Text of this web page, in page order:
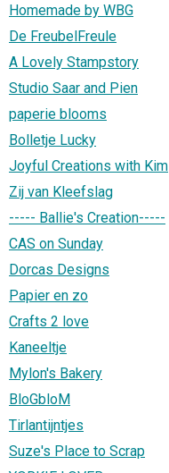
Homemade by WBG
De FreubelFreule
A Lovely Stampstory
Studio Saar and Pien
paperie blooms
Bolletje Lucky
Joyful Creations with Kim
Zij van Kleefslag
----- Ballie's Creation-----
CAS on Sunday
Dorcas Designs
Papier en zo
Crafts 2 love
Kaneeltje
Mylon's Bakery
BloGbloM
Tirlantijntjes
Suze's Place to Scrap